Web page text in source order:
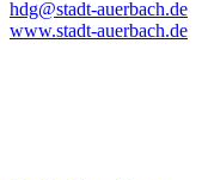
hdg@stadt-auerbach.de
www.stadt-auerbach.de